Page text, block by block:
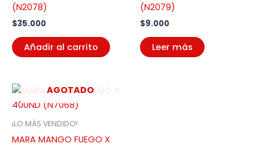
(N2078)
$35.000
Añadir al carrito
(N2079)
$9.000
Leer más
AGOTADO
¡LO MÁS VENDIDO!
MARA MANGO FUEGO X